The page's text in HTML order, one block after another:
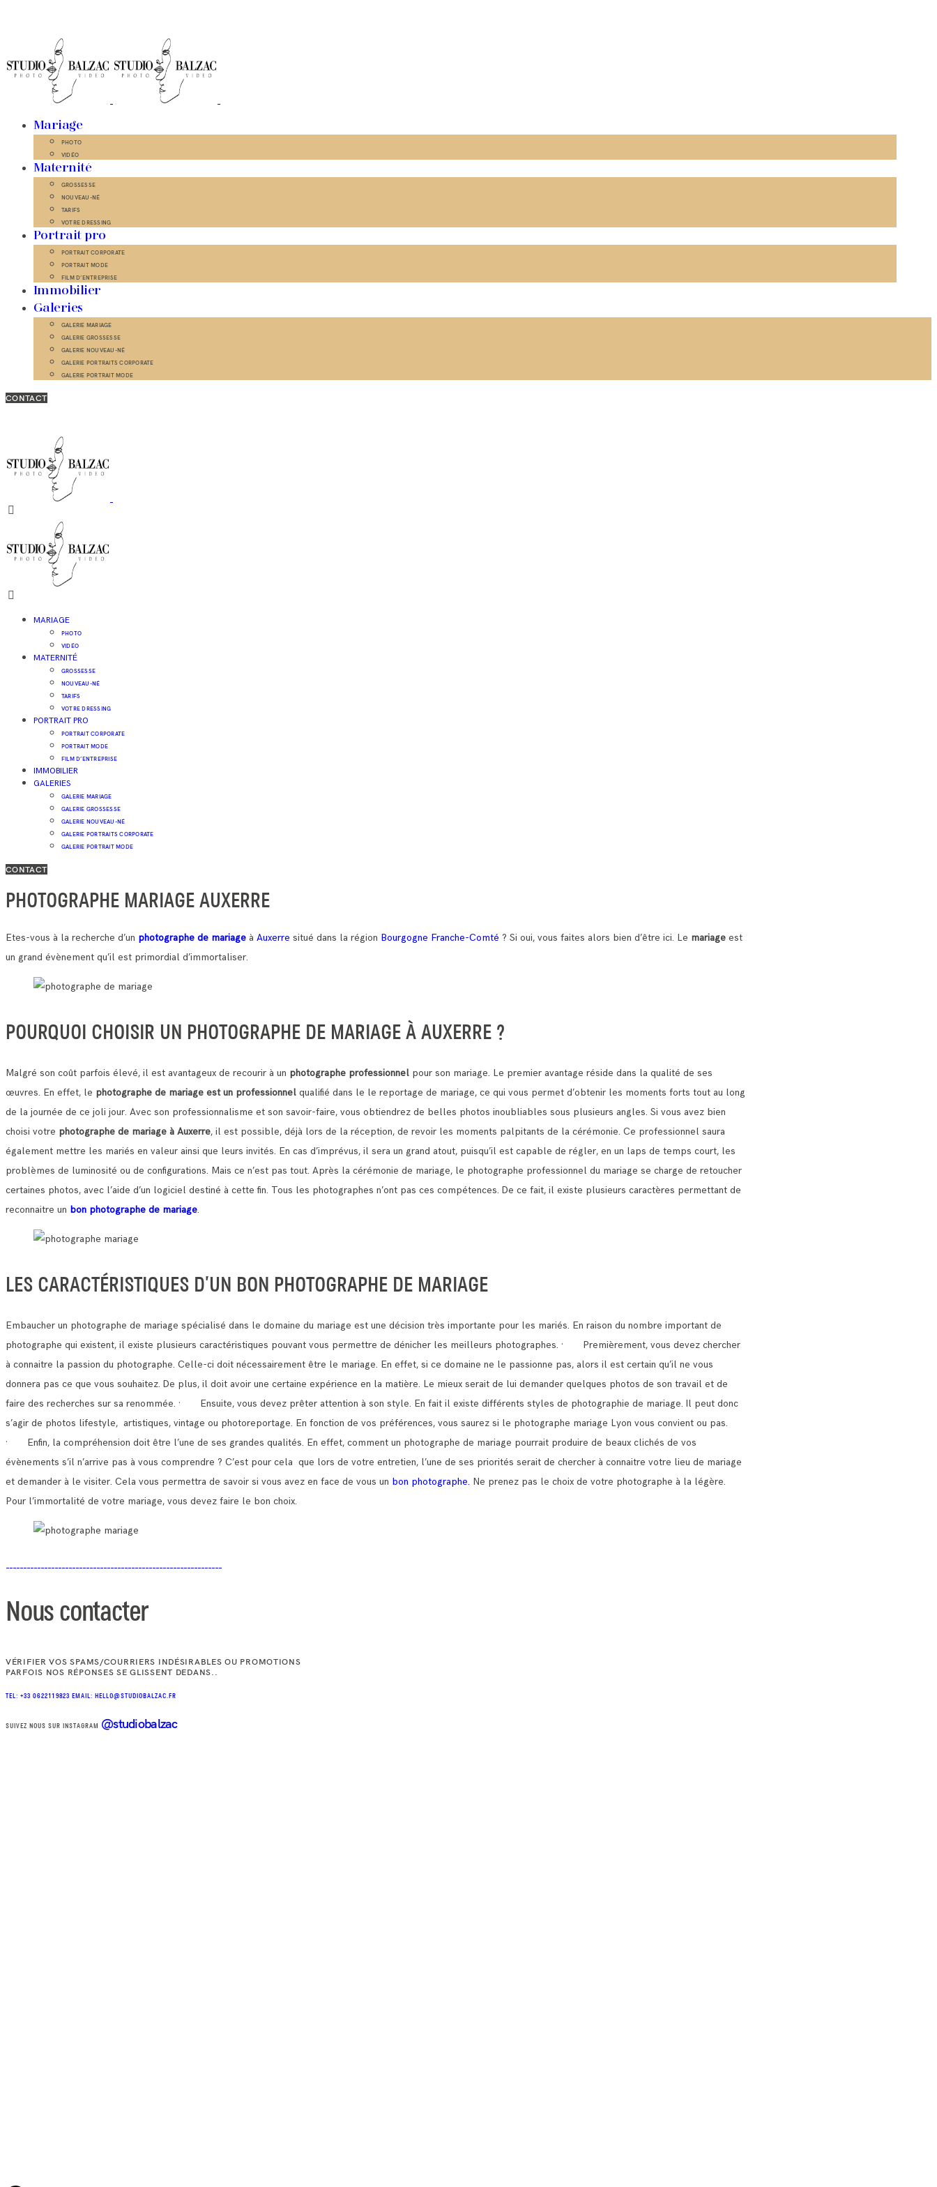
Mariage
PHOTO
VIDÉO
Maternité
GROSSESSE
NOUVEAU-NÉ
TARIFS
VOTRE DRESSING
Portrait pro
PORTRAIT CORPORATE
PORTRAIT MODE
FILM D’ENTREPRISE
Immobilier
Galeries
GALERIE MARIAGE
GALERIE GROSSESSE
GALERIE NOUVEAU-NÉ
GALERIE PORTRAITS CORPORATE
GALERIE PORTRAIT MODE
CONTACT
MARIAGE
PHOTO
VIDÉO
MATERNITÉ
GROSSESSE
NOUVEAU-NÉ
TARIFS
VOTRE DRESSING
PORTRAIT PRO
PORTRAIT CORPORATE
PORTRAIT MODE
FILM D’ENTREPRISE
IMMOBILIER
GALERIES
GALERIE MARIAGE
GALERIE GROSSESSE
GALERIE NOUVEAU-NÉ
GALERIE PORTRAITS CORPORATE
GALERIE PORTRAIT MODE
CONTACT
PHOTOGRAPHE MARIAGE AUXERRE
Etes-vous à la recherche d’un photographe de mariage à Auxerre situé dans la région Bourgogne Franche-Comté ? Si oui, vous faites alors bien d’être ici. Le mariage est
un grand évènement qu’il est primordial d’immortaliser.
POURQUOI CHOISIR UN PHOTOGRAPHE DE MARIAGE À AUXERRE ?
Malgré son coût parfois élevé, il est avantageux de recourir à un photographe professionnel pour son mariage. Le premier avantage réside dans la qualité de ses
œuvres. En effet, le photographe de mariage est un professionnel qualifié dans le le reportage de mariage, ce qui vous permet d’obtenir les moments forts tout au long
de la journée de ce joli jour. Avec son professionnalisme et son savoir-faire, vous obtiendrez de belles photos inoubliables sous plusieurs angles. Si vous avez bien
choisi votre photographe de mariage à Auxerre, il est possible, déjà lors de la réception, de revoir les moments palpitants de la cérémonie. Ce professionnel saura
également mettre les mariés en valeur ainsi que leurs invités. En cas d’imprévus, il sera un grand atout, puisqu’il est capable de régler, en un laps de temps court, les
problèmes de luminosité ou de configurations. Mais ce n’est pas tout. Après la cérémonie de mariage, le photographe professionnel du mariage se charge de retoucher
certaines photos, avec l’aide d’un logiciel destiné à cette fin. Tous les photographes n’ont pas ces compétences. De ce fait, il existe plusieurs caractères permettant de
reconnaitre un bon photographe de mariage.
LES CARACTÉRISTIQUES D’UN BON PHOTOGRAPHE DE MARIAGE
Embaucher un photographe de mariage spécialisé dans le domaine du mariage est une décision très importante pour les mariés. En raison du nombre important de
photographe qui existent, il existe plusieurs caractéristiques pouvant vous permettre de dénicher les meilleurs photographes. · Premièrement, vous devez chercher
à connaitre la passion du photographe. Celle-ci doit nécessairement être le mariage. En effet, si ce domaine ne le passionne pas, alors il est certain qu’il ne vous
donnera pas ce que vous souhaitez. De plus, il doit avoir une certaine expérience en la matière. Le mieux serait de lui demander quelques photos de son travail et de
faire des recherches sur sa renommée. · Ensuite, vous devez prêter attention à son style. En fait il existe différents styles de photographie de mariage. Il peut donc
s’agir de photos lifestyle, artistiques, vintage ou photoreportage. En fonction de vos préférences, vous saurez si le photographe mariage Lyon vous convient ou pas.
· Enfin, la compréhension doit être l’une de ses grandes qualités. En effet, comment un photographe de mariage pourrait produire de beaux clichés de vos
évènements s’il n’arrive pas à vous comprendre ? C’est pour cela que lors de votre entretien, l’une de ses priorités serait de chercher à connaitre votre lieu de mariage
et demander à le visiter. Cela vous permettra de savoir si vous avez en face de vous un bon photographe. Ne prenez pas le choix de votre photographe à la légère.
Pour l’immortalité de votre mariage, vous devez faire le bon choix.
Nous contacter
VÉRIFIER VOS SPAMS/COURRIERS INDÉSIRABLES OU PROMOTIONS
PARFOIS NOS RÉPONSES SE GLISSENT DEDANS..
TEL: +33 0622119823 EMAIL: HELLO@STUDIOBALZAC.FR
SUIVEZ NOUS SUR INSTAGRAM @studiobalzac